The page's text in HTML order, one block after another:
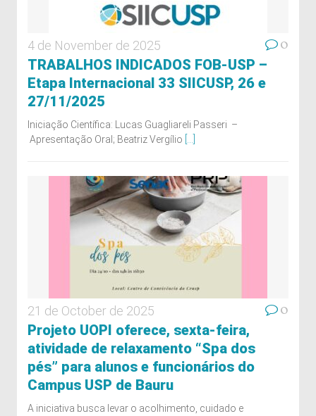
4 de November de 2025 0
TRABALHOS INDICADOS FOB-USP –
Etapa Internacional 33 SIICUSP, 26 e
27/11/2025
Iniciação Científica: Lucas Guagliareli Passeri –
Apresentação Oral; Beatriz Vergílio
21 de October de 2025 0
Projeto UOPI oferece, sexta-feira,
atividade de relaxamento “Spa dos
pés” para alunos e funcionários do
Campus USP de Bauru
A iniciativa busca levar o acolhimento, cuidado e